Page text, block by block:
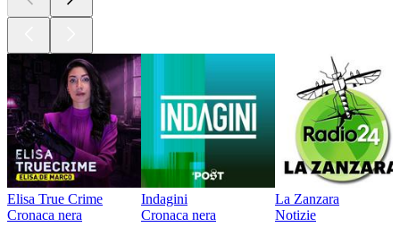
Elisa True Crime
Cronaca nera
Indagini
Cronaca nera
La Zanzara
Notizie